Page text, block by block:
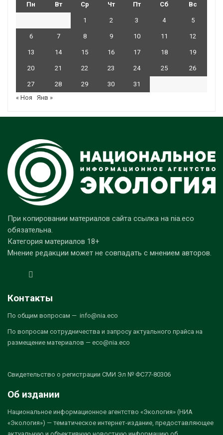
Пн Вт Ср Чт Пт Сб Вс
1 2 3 4 5
6 7 8 9 10 11 12
13 14 15 16 17 18 19
20 21 22 23 24 25 26
27 28 29 30
31
« Ноя
Янв »
При копировании материалов сайта ссылка на nia.eco
обязательна.
Категория материалов 18+
Мнение редакции может не совпадать с мнением авторов.
Контакты
По общим вопросам — info@nia.eco
По вопросам сотрудничества и запросу актуального прайса на
размещение материалов — eco@nia.eco
Свидетельство о регистрации СМИ Эл № ФС77-80306
Об издании
Национальное информационное агентство «Экология» (НИА
«Экология») — тематическое интернет-издание, предоставляющее